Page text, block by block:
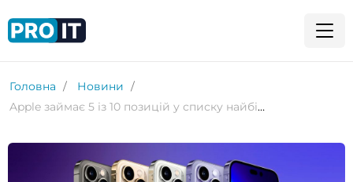
Головна
Новини
Apple займає 5 із 10 позицій у списку найбільш продаваних смартфонів цього року – дослідження